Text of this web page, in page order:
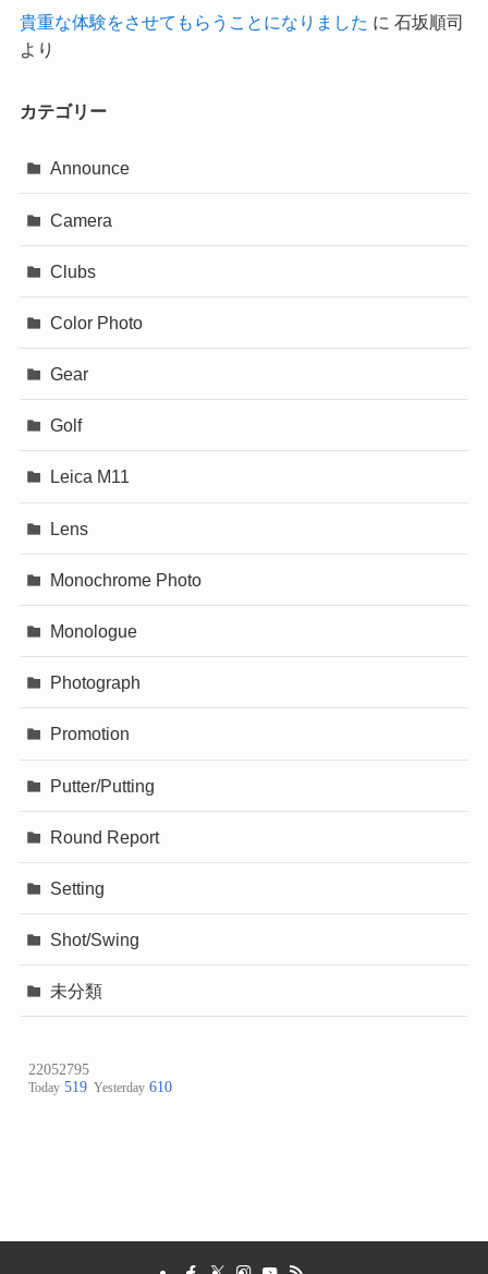
貴重な体験をさせてもらうことになりました に 石坂順司
より
カテゴリー
Announce
Camera
Clubs
Color Photo
Gear
Golf
Leica M11
Lens
Monochrome Photo
Monologue
Photograph
Promotion
Putter/Putting
Round Report
Setting
Shot/Swing
未分類